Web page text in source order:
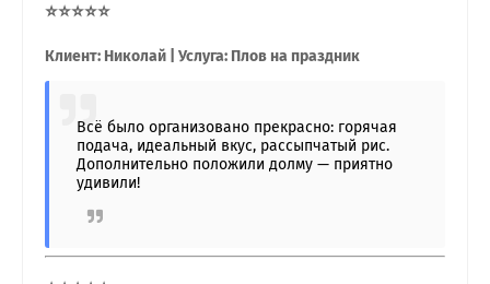
⭐⭐⭐⭐⭐
Клиент: Николай | Услуга: Плов на праздник
Всё было организовано прекрасно: горячая
подача, идеальный вкус, рассыпчатый рис.
Дополнительно положили долму — приятно
удивили!